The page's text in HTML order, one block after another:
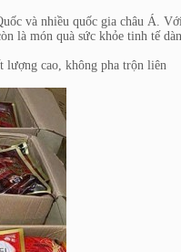
và nhiều quốc gia châu Á.
là món quà sức khỏe tinh tế
lượng cao, không pha trộn liên